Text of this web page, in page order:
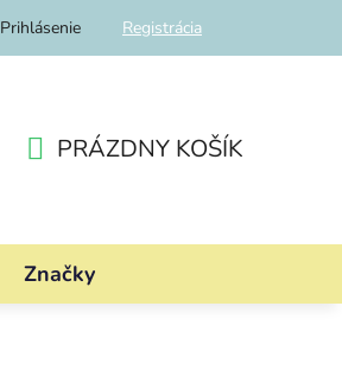
Prihlásenie Registrácia
KOŠÍK
PRÁZDNY KOŠÍK
Značky